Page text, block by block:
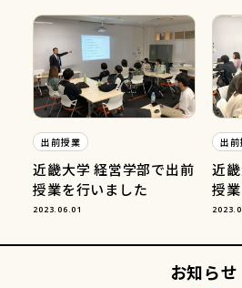
出前授業
近畿大学 経営学部で出前
授業を行いました
2023.06.01
出
近
授
お知らせ